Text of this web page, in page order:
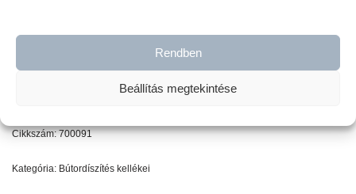
Rendben
Beállítás megtekintése
Cikkszám:700091
Kategória: Bútordíszítés kellékei